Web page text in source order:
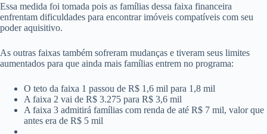
Essa medida foi tomada pois as famílias dessa faixa financeira
enfrentam dificuldades para encontrar imóveis compatíveis com seu
poder aquisitivo.
As outras faixas também sofreram mudanças e tiveram seus limites
aumentados para que ainda mais famílias entrem no programa:
O teto da faixa 1 passou de R$ 1,6 mil para 1,8 mil
A faixa 2 vai de R$ 3.275 para R$ 3,6 mil
A faixa 3 admitirá famílias com renda de até R$ 7 mil, valor que
antes era de R$ 5 mil